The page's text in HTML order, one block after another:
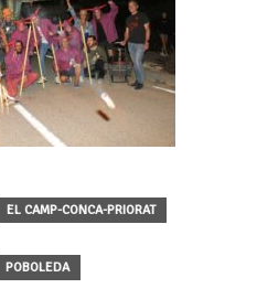
EL CAMP-CONCA-PRIORAT
POBOLEDA